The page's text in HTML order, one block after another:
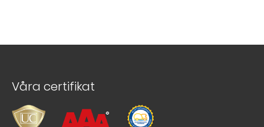
Våra certifikat